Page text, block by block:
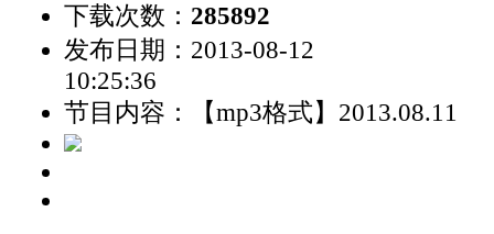
下载次数： 285892
发布日期：2013-08-12
10:25:36
节目内容：【mp3格式】2013.08.11